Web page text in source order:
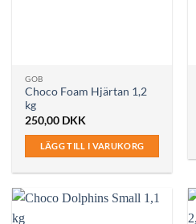
GOB
Choco Foam Hjärtan 1,2
kg
250,00 DKK
LÄGG TILL I VARUKORG